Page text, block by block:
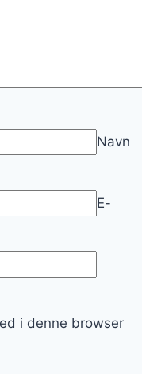
Navn
E-
i denne browser